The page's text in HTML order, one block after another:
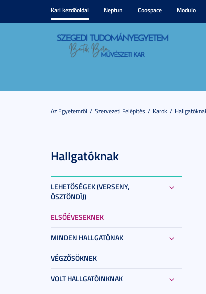
Kari kezdőoldal Neptun Coospace Modulo
Az Egyetemről Szervezeti Felépítés Karok
Hallgatóknak
LEHETŐSÉGEK (VERSENY,
ÖSZTÖNDÍJ)
ELSŐÉVESEKNEK
MINDEN HALLGATÓNAK
VÉGZŐSÖKNEK
VOLT HALLGATÓINKNAK